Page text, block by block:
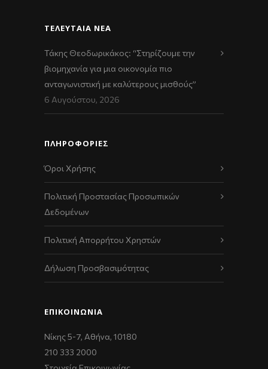
ΤΕΛΕΥΤΑΊΑ ΝΈΑ
Τάκης Θεοδωρικάκος: “Στηρίζουμε την
βιομηχανία για μια οικονομία πιο
ανταγωνιστική με καλύτερους μισθούς”
6 Αυγούστου, 2026
ΠΛΗΡΟΦΟΡΙΕΣ
Όροι Χρήσης
Πολιτική Προστασίας Προσωπικών
Δεδομένων
Πολιτική Απορρήτου Χρηστών
Δήλωση Προσβασιμότητας
ΕΠΙΚΟΙΝΩΝΊΑ
Νίκης 5-7, Αθήνα, 10180
210 333 2000